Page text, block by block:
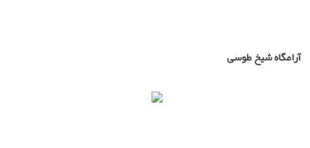
آرامگاه شیخ طوسی